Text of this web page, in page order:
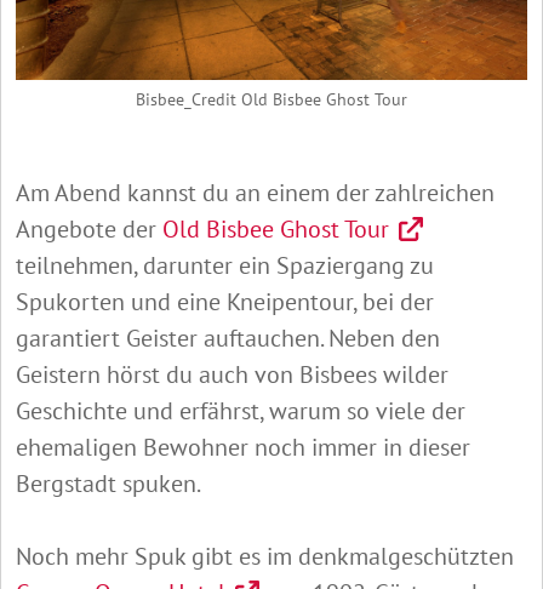
Bisbee_Credit Old Bisbee Ghost Tour
Am Abend kannst du an einem der zahlreichen
Angebote der Old Bisbee Ghost Tour
teilnehmen, darunter ein Spaziergang zu
Spukorten und eine Kneipentour, bei der
garantiert Geister auftauchen. Neben den
Geistern hörst du auch von Bisbees wilder
Geschichte und erfährst, warum so viele der
ehemaligen Bewohner noch immer in dieser
Bergstadt spuken.
Noch mehr Spuk gibt es im denkmalgeschützten